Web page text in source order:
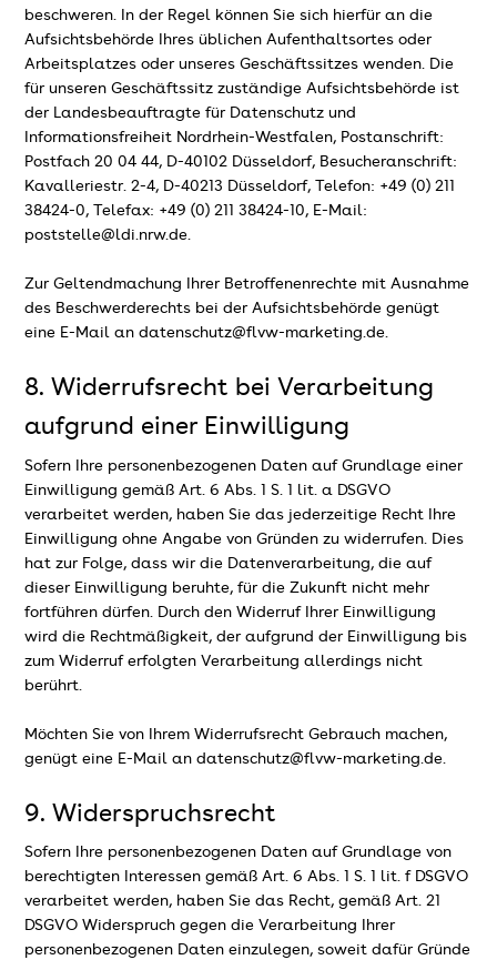
beschweren. In der Regel können Sie sich hierfür an die
Aufsichtsbehörde Ihres üblichen Aufenthaltsortes oder
Arbeitsplatzes oder unseres Geschäftssitzes wenden. Die
für unseren Geschäftssitz zuständige Aufsichtsbehörde ist
der Landesbeauftragte für Datenschutz und
Informationsfreiheit Nordrhein-Westfalen, Postanschrift:
Postfach 20 04 44, D-40102 Düsseldorf, Besucheranschrift:
Kavalleriestr. 2-4, D-40213 Düsseldorf, Telefon: +49 (0) 211
38424-0, Telefax: +49 (0) 211 38424-10, E-Mail:
poststelle@ldi.nrw.de.
Zur Geltendmachung Ihrer Betroffenenrechte mit Ausnahme
des Beschwerderechts bei der Aufsichtsbehörde genügt
eine E-Mail an datenschutz@flvw-marketing.de.
8. Widerrufsrecht bei Verarbeitung
aufgrund einer Einwilligung
Sofern Ihre personenbezogenen Daten auf Grundlage einer
Einwilligung gemäß Art. 6 Abs. 1 S. 1 lit. a DSGVO
verarbeitet werden, haben Sie das jederzeitige Recht Ihre
Einwilligung ohne Angabe von Gründen zu widerrufen. Dies
hat zur Folge, dass wir die Datenverarbeitung, die auf
dieser Einwilligung beruhte, für die Zukunft nicht mehr
fortführen dürfen. Durch den Widerruf Ihrer Einwilligung
wird die Rechtmäßigkeit, der aufgrund der Einwilligung bis
zum Widerruf erfolgten Verarbeitung allerdings nicht
berührt.
Möchten Sie von Ihrem Widerrufsrecht Gebrauch machen,
genügt eine E-Mail an datenschutz@flvw-marketing.de.
9. Widerspruchsrecht
Sofern Ihre personenbezogenen Daten auf Grundlage von
berechtigten Interessen gemäß Art. 6 Abs. 1 S. 1 lit. f DSGVO
verarbeitet werden, haben Sie das Recht, gemäß Art. 21
DSGVO Widerspruch gegen die Verarbeitung Ihrer
personenbezogenen Daten einzulegen, soweit dafür Gründe